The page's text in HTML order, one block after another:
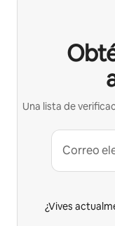
Una lista de
Correo
¿Vives